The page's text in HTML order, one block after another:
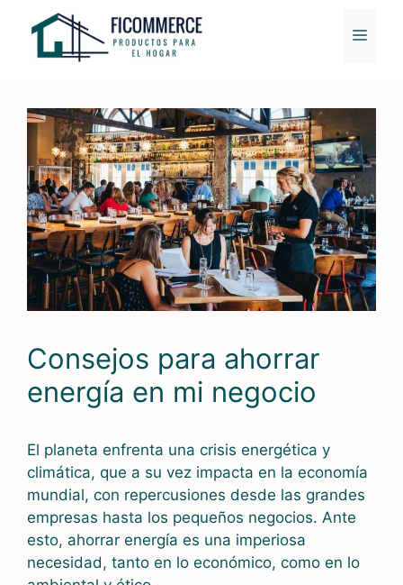
contenido
MENÚ
Consejos para ahorrar
energía en mi negocio
El planeta enfrenta una crisis energética y
climática, que a su vez impacta en la economía
mundial, con repercusiones desde las grandes
empresas hasta los pequeños negocios. Ante
esto, ahorrar energía es una imperiosa
necesidad, tanto en lo económico, como en lo